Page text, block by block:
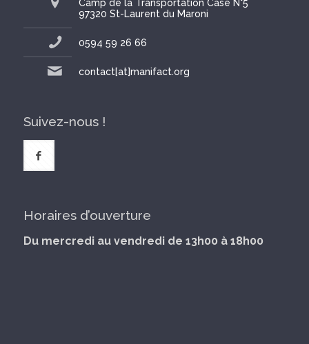
Camp de la Transportation Case N°5
97320 St-Laurent du Maroni
0594 59 26 66
contact[at]manifact.org
Suivez-nous !
Horaires d’ouverture
Du mercredi au vendredi de 13h00 à 18h00